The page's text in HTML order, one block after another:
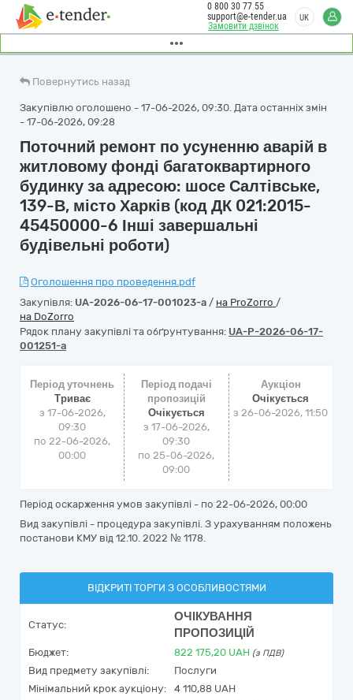
Замовити дзвінок
0 800 30 77 55
support@e-tender.ua
UK
Повернутись назад
Закупівлю оголошено - 17-06-2026, 09:30. Дата останніх змін
- 17-06-2026, 09:28
Поточний ремонт по усуненню аварій в
житловому фонді багатоквартирного
будинку за адресою: шосе Салтівське,
139-В, місто Харків (код ДК 021:2015-
45450000-6 Інші завершальні
будівельні роботи)
Оголошення про проведення.pdf
Закупівля: UA-2026-06-17-001023-a / на ProZorro /
на DoZorro
Рядок плану закупівлі та обґрунтування: UA-P-2026-06-17-
001251-a
Період уточнень
Триває
з 17-06-2026,
09:30
по 22-06-2026,
00:00
Період подачі
пропозицій
Очікується
з 17-06-2026,
09:30
по 25-06-2026,
09:00
Аукціон
Очікується
з26-06-2026, 11:50
Період оскарження умов закупівлі - по 22-06-2026, 00:00
Вид закупівлі - процедура закупівлі. З урахуванням положень
постанови КМУ від 12.10. 2022 № 1178.
ВІДКРИТІ ТОРГИ З ОСОБЛИВОСТЯМИ
Статус:
ОЧІКУВАННЯ
ПРОПОЗИЦІЙ
Бюджет: 822 175,20 UAH (з ПДВ)
Вид предмету закупівлі:
Послуги
Мінімальний крок аукціону:
4 110,88 UAH